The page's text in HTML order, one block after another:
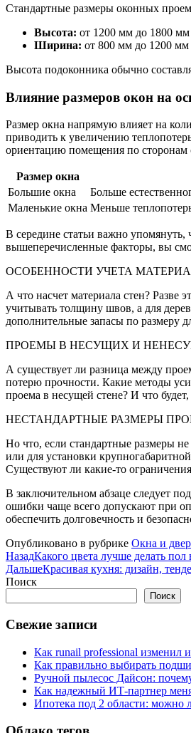
Стандартные размеры оконных
Высота: от 1200 мм до 1800 мм
Ширина: от 800 мм до 1200
Высота подоконника обычно
Влияние размеров окон на
Размер окна напрямую влияет на
приводить к увеличению
ориентацию помещения по сторонам
Размер окна
Большие окна
Больше
Маленькие окна Меньше
В середине статьи важно
вышеперечисленные факторы, вы
ОСОБЕННОСТИ УЧЕТА
А что насчет материала стен?
учитывать толщину швов, а для
дополнительные запасы по размеру
ПРОЕМЫ В НЕСУЩИХ И
А существует ли разница между
потерю прочности. Какие методы
проема в несущей стене? И что
НЕСТАНДАРТНЫЕ РАЗМЕРЫ
Но что, если стандартные размеры
или для установки
Существуют ли какие-то
В заключительном абзаце следует
ошибки чаще всего допускают при
обеспечить долговечность и
Опубликовано в рубрике Окна и
НазадКакого цвета лучше делать пол
ДальшеКрасивая кухня: дизайн,
Поиск
Поиск
Свежие записи
Как runail professional изменил
Как правильно выбирать
Ручной пылесос Дайсон:
Как надежный ИТ-партнер
Ипотека под 2 области: можно